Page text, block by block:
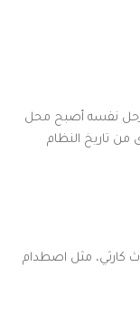
زحل نفسه أصبح محل
من تاريخ النظام
كارثي، مثل اصطدام